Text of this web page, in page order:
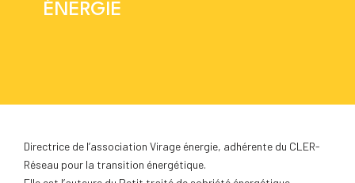
ÉNERGIE
Directrice de l’association Virage énergie, adhérente du CLER-
Réseau pour la transition énergétique.